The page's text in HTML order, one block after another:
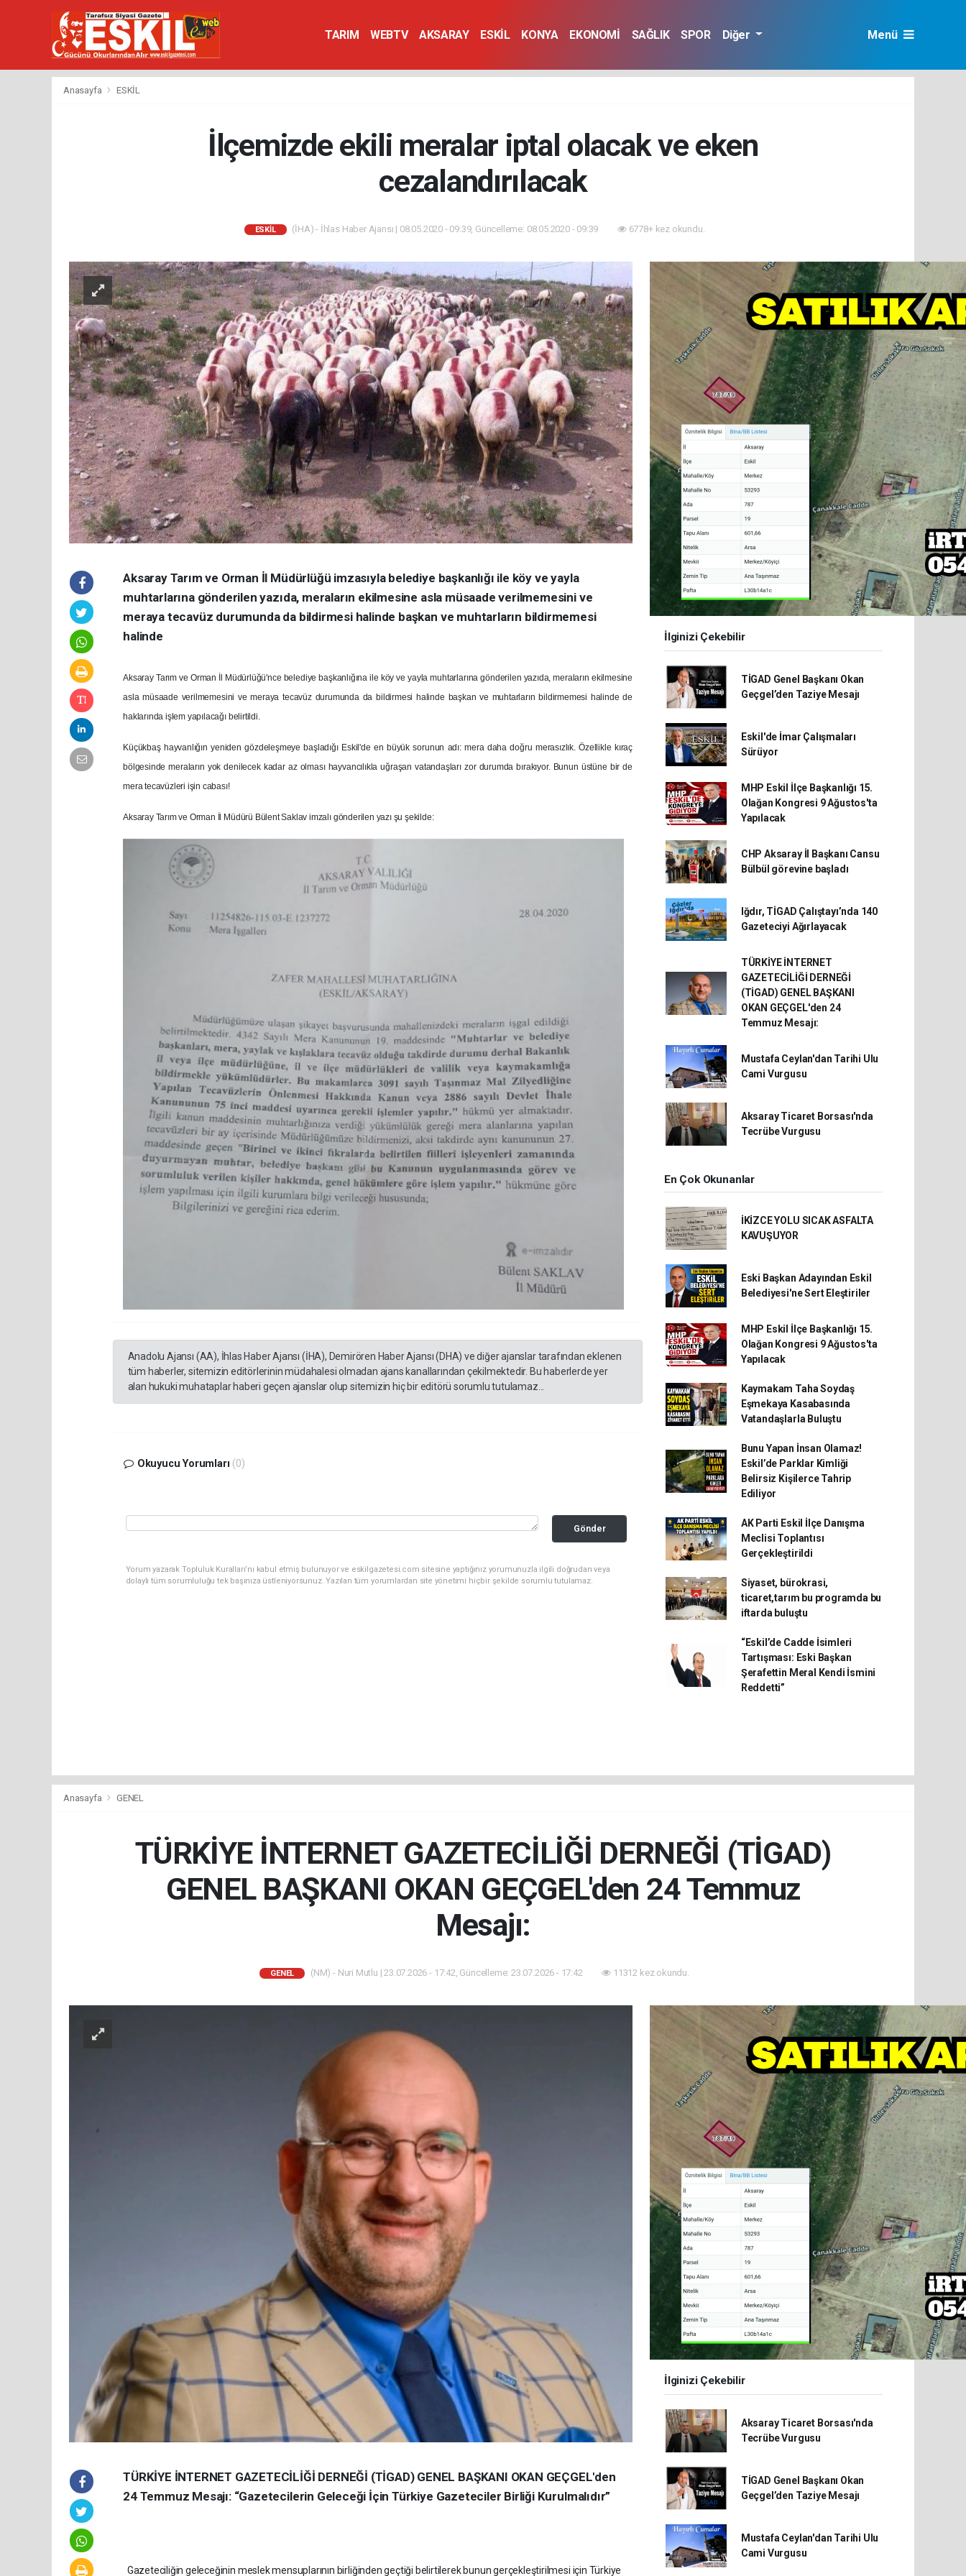
TARIM WEBTV AKSARAY ESKİL KONYA EKONOMİ SAĞLIK SPOR Diğer Menü
Anasayfa ESKİL
İlçemizde ekili meralar iptal olacak ve eken
cezalandırılacak
ESKİL (İHA) - İhlas Haber Ajansı | 08.05.2020 - 09:39, Güncelleme: 08.05.2020 - 09:39 6778+ kez okundu.
Aksaray Tarım ve Orman İl Müdürlüğü imzasıyla belediye başkanlığı ile köy ve yayla
muhtarlarına gönderilen yazıda, meraların ekilmesine asla müsaade verilmemesini ve
meraya tecavüz durumunda da bildirmesi halinde başkan ve muhtarların bildirmemesi
halinde
Aksaray Tarım ve Orman İl Müdürlüğü'nce belediye başkanlığına ile köy ve yayla muhtarlarına gönderilen yazıda, meraların ekilmesine
asla müsaade verilmemesini ve meraya tecavüz durumunda da bildirmesi halinde başkan ve muhtarların bildirmemesi halinde de
haklarında işlem yapılacağı belirtildi.
Küçükbaş hayvanlığın yeniden gözdeleşmeye başladığı Eskil'de en büyük sorunun adı: mera daha doğru merasızlık. Özellikle kıraç
bölgesinde meraların yok denilecek kadar az olması hayvancılıkla uğraşan vatandaşları zor durumda bırakıyor. Bunun üstüne bir de
mera tecavüzleri işin cabası!
Aksaray Tarım ve Orman İl Müdürü Bülent Saklav imzalı gönderilen yazı şu şekilde:
Anadolu Ajansı (AA), İhlas Haber Ajansı (İHA), Demirören Haber Ajansı (DHA) ve diğer ajanslar tarafından eklenen
tüm haberler, sitemizin editörlerinin müdahalesi olmadan ajans kanallarından çekilmektedir. Bu haberlerde yer
alan hukuki muhataplar haberi geçen ajanslar olup sitemizin hiç bir editörü sorumlu tutulamaz...
Okuyucu Yorumları (0)
Gönder
Yorum yazarak Topluluk Kuralları’nı kabul etmiş bulunuyor ve eskilgazetesi.com sitesine yaptığınız yorumunuzla ilgili doğrudan veya
dolaylı tüm sorumluluğu tek başınıza üstleniyorsunuz. Yazılan tüm yorumlardan site yönetimi hiçbir şekilde sorumlu tutulamaz.
İlginizi Çekebilir
TİGAD Genel Başkanı Okan
Geçgel’den Taziye Mesajı
Eskil'de İmar Çalışmaları
Sürüyor
MHP Eskil İlçe Başkanlığı 15.
Olağan Kongresi 9 Ağustos'ta
Yapılacak
CHP Aksaray İl Başkanı Cansu
Bülbül görevine başladı
Iğdır, TİGAD Çalıştayı’nda 140
Gazeteciyi Ağırlayacak
TÜRKİYE İNTERNET
GAZETECİLİĞİ DERNEĞİ
(TİGAD) GENEL BAŞKANI
OKAN GEÇGEL'den 24
Temmuz Mesajı:
Mustafa Ceylan'dan Tarihi Ulu
Cami Vurgusu
Aksaray Ticaret Borsası'nda
Tecrübe Vurgusu
En Çok Okunanlar
İKİZCE YOLU SICAK ASFALTA
KAVUŞUYOR
Eski Başkan Adayından Eskil
Belediyesi'ne Sert Eleştiriler
MHP Eskil İlçe Başkanlığı 15.
Olağan Kongresi 9 Ağustos'ta
Yapılacak
Kaymakam Taha Soydaş
Eşmekaya Kasabasında
Vatandaşlarla Buluştu
Bunu Yapan İnsan Olamaz!
Eskil’de Parklar Kimliği
Belirsiz Kişilerce Tahrip
Ediliyor
AK Parti Eskil İlçe Danışma
Meclisi Toplantısı
Gerçekleştirildi
Siyaset, bürokrasi,
ticaret,tarım bu programda bu
iftarda buluştu
“Eskil’de Cadde İsimleri
Tartışması: Eski Başkan
Şerafettin Meral Kendi İsmini
Reddetti”
Anasayfa GENEL
TÜRKİYE İNTERNET GAZETECİLİĞİ DERNEĞİ (TİGAD)
GENEL BAŞKANI OKAN GEÇGEL'den 24 Temmuz
Mesajı:
GENEL (NM) - Nuri Mutlu | 23.07.2026 - 17:42, Güncelleme: 23.07.2026 - 17:42 11312 kez okundu.
TÜRKİYE İNTERNET GAZETECİLİĞİ DERNEĞİ (TİGAD) GENEL BAŞKANI OKAN GEÇGEL'den
24 Temmuz Mesajı: “Gazetecilerin Geleceği İçin Türkiye Gazeteciler Birliği Kurulmalıdır”
Gazeteciliğin geleceğinin meslek mensuplarının birliğinden geçtiği belirtilerek bunun gerçekleştirilmesi için Türkiye
İlginizi Çekebilir
Aksaray Ticaret Borsası'nda
Tecrübe Vurgusu
TİGAD Genel Başkanı Okan
Geçgel’den Taziye Mesajı
Mustafa Ceylan'dan Tarihi Ulu
Cami Vurgusu